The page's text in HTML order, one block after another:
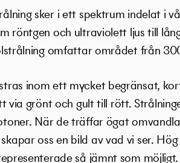
sker i ett spektrum indelat i
röntgen och ultraviolett ljus till
omfattar området från
inom ett mycket begränsat,
grönt och gult till rött.
När de träffar ögat
oss en bild av vad vi ser.
så jämnt som möjligt.